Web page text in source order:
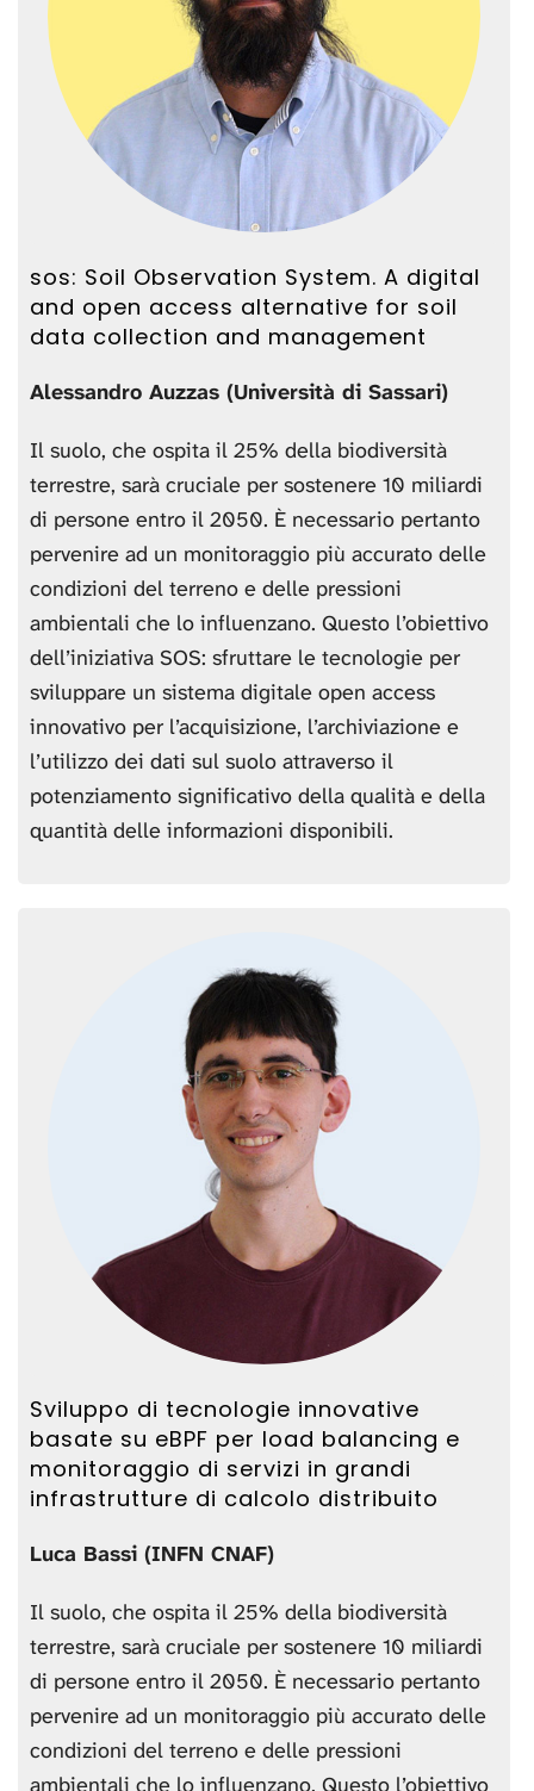
sos: Soil Observation System. A digital
and open access alternative for soil
data collection and management
Alessandro Auzzas (Università di Sassari)
Il suolo, che ospita il 25% della biodiversità
terrestre, sarà cruciale per sostenere 10 miliardi
di persone entro il 2050. È necessario pertanto
pervenire ad un monitoraggio più accurato delle
condizioni del terreno e delle pressioni
ambientali che lo influenzano. Questo l’obiettivo
dell’iniziativa SOS: sfruttare le tecnologie per
sviluppare un sistema digitale open access
innovativo per l’acquisizione, l’archiviazione e
l’utilizzo dei dati sul suolo attraverso il
potenziamento significativo della qualità e della
quantità delle informazioni disponibili.
Sviluppo di tecnologie innovative
basate su eBPF per load balancing e
monitoraggio di servizi in grandi
infrastrutture di calcolo distribuito
Luca Bassi (INFN CNAF)
Il suolo, che ospita il 25% della biodiversità
terrestre, sarà cruciale per sostenere 10 miliardi
di persone entro il 2050. È necessario pertanto
pervenire ad un monitoraggio più accurato delle
condizioni del terreno e delle pressioni
ambientali che lo influenzano. Questo l’obiettivo